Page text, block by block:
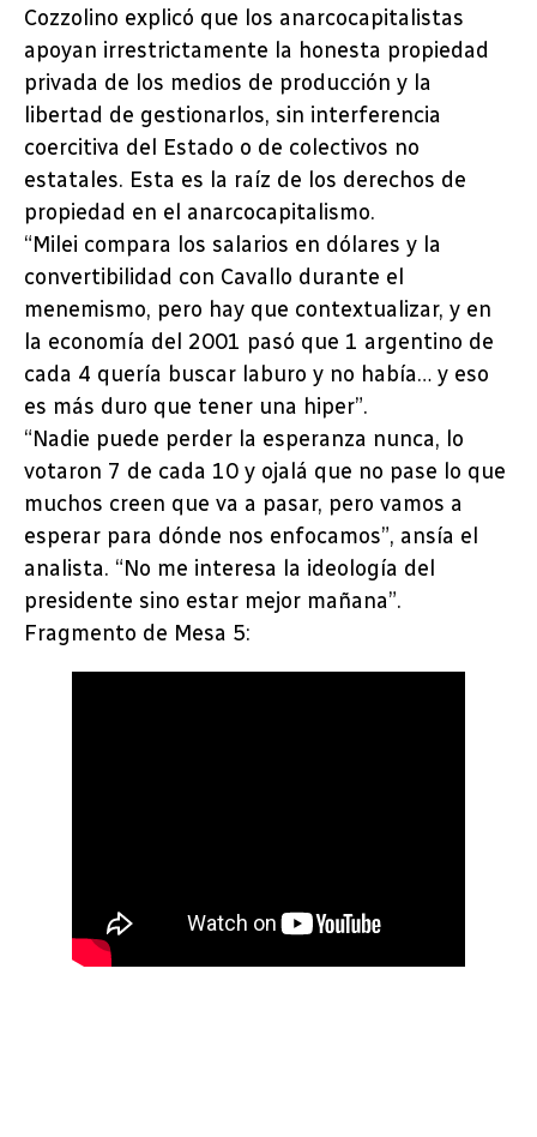
Cozzolino explicó que los anarcocapitalistas
apoyan irrestrictamente la honesta propiedad
privada de los medios de producción y la
libertad de gestionarlos, sin interferencia
coercitiva del Estado o de colectivos no
estatales. Esta es la raíz de los derechos de
propiedad en el anarcocapitalismo.
“Milei compara los salarios en dólares y la
convertibilidad con Cavallo durante el
menemismo, pero hay que contextualizar, y en
la economía del 2001 pasó que 1 argentino de
cada 4 quería buscar laburo y no había… y eso
es más duro que tener una hiper”.
“Nadie puede perder la esperanza nunca, lo
votaron 7 de cada 10 y ojalá que no pase lo que
muchos creen que va a pasar, pero vamos a
esperar para dónde nos enfocamos”, ansía el
analista. “No me interesa la ideología del
presidente sino estar mejor mañana”.
Fragmento de Mesa 5: